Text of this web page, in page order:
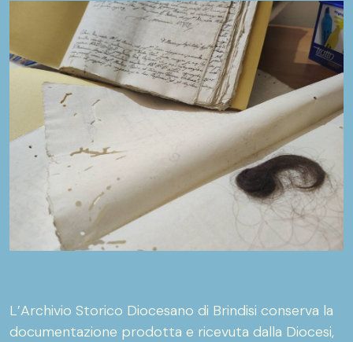
L’Archivio Storico Diocesano di Brindisi conserva la
documentazione prodotta e ricevuta dalla Diocesi,